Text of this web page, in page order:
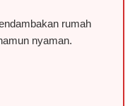
rumah
nyaman.